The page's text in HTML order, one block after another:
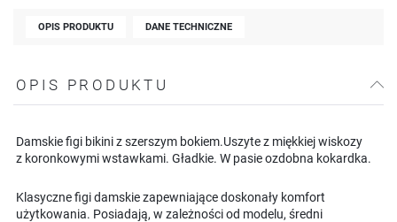
OPIS PRODUKTU DANE TECHNICZNE
OPIS PRODUKTU
Damskie figi bikini z szerszym bokiem.Uszyte z miękkiej wiskozy
z koronkowymi wstawkami. Gładkie. W pasie ozdobna kokardka.
Klasyczne figi damskie zapewniające doskonały komfort
użytkowania. Posiadają, w zależności od modelu, średni